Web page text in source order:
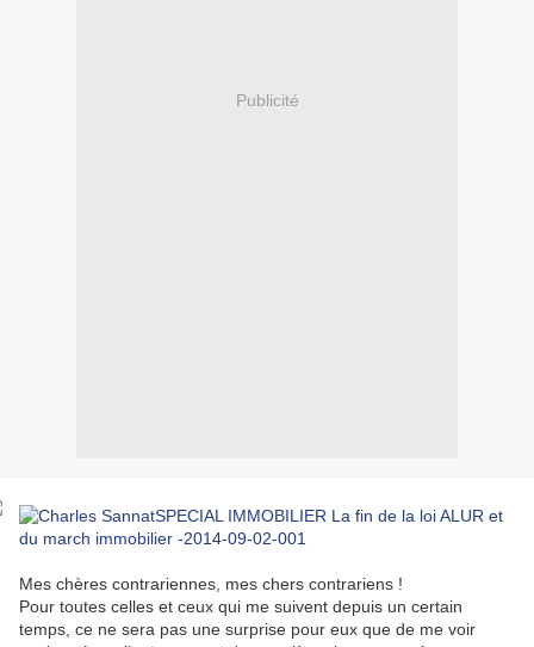
Publicité
Mes chères contrariennes, mes chers contrariens !
Pour toutes celles et ceux qui me suivent depuis un certain
temps, ce ne sera pas une surprise pour eux que de me voir